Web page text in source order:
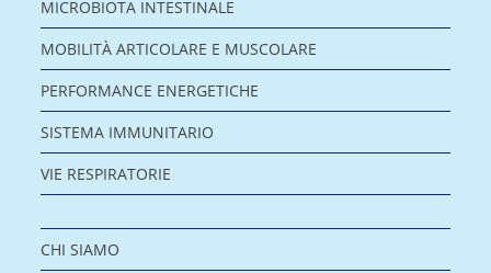
MICROBIOTA INTESTINALE
MOBILITÀ ARTICOLARE E MUSCOLARE
PERFORMANCE ENERGETICHE
SISTEMA IMMUNITARIO
VIE RESPIRATORIE
CHI SIAMO